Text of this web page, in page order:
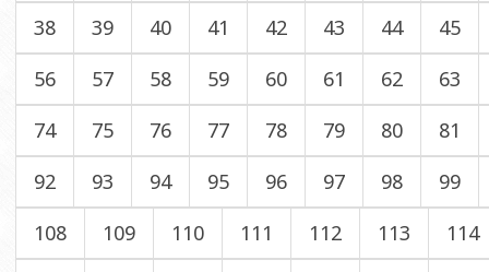
38
39 40 41 42 43 44
45
56
57 58 59 60 61 62
63
74
75 76 77 78 79 80
81
92
93 94 95 96 97 98
99
108
109 110 111 112 113
114